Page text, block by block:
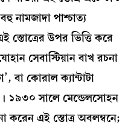
নামজাদা পাশ্চাত্য
উপর ভিত্তি করে
সেবাস্টিয়ান বাখ রচনা
বা কোরাল ক্যান্টাটা
১৯৩০ সালে মেন্ডেলসোহন
করেন এই স্তোত্র অবলম্বনে;